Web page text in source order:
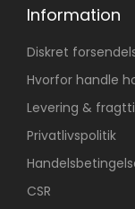
Information
Diskret
Hvorfor handle
Levering &
Privatlivspolitik
CSR